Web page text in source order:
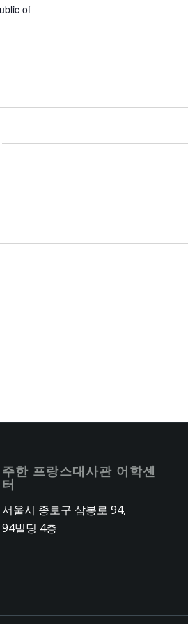
of
주한 프랑스대사관 어학센
터
서울시 종로구 삼봉로 94,
94빌딩 4층